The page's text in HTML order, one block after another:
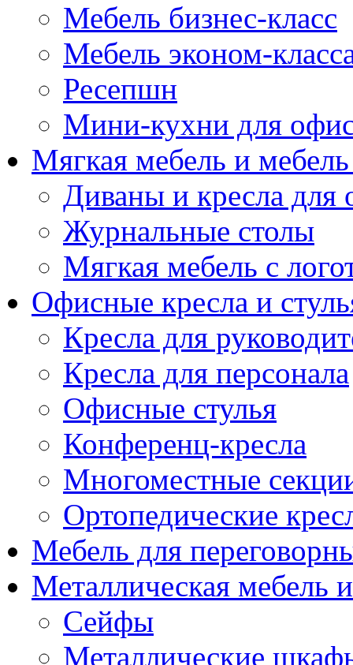
Мебель бизнес-класс
Мебель эконом-
Ресепшн
Мини-кухни для
Мягкая мебель и
Диваны и кресла для
Журнальные столы
Мягкая мебель с
Офисные кресла и
Кресла для
Кресла для персонала
Офисные стулья
Конференц-кресла
Многоместные
Ортопедические
Мебель для
Металлическая мебель
Сейфы
Металлические